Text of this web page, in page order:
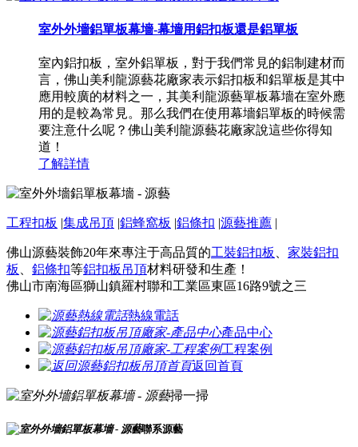
室外外墻鋁單板幕墻-幕墻用鋁扣板還是鋁單板
室內鋁扣板，室外鋁單板，對于我們常見的鋁制建材而
言，佛山美利龍源藝花廠家表示鋁扣板和鋁單板是其中
應用較廣的材料之一，其美利龍源藝單板幕墻在室外應
用的是較為常見。那么我們在使用幕墻鋁單板的時候需
要注意什么呢？佛山美利龍源藝花廠家說這些你得知
道！
了解詳情
工程扣板 |集成吊頂 |鋁蜂窩板 |鋁條扣 |源藝推薦 |
佛山源藝裝飾20年來專注于高品質的工裝鋁扣板
家裝鋁扣
板
鋁條扣等鋁扣板吊頂材料研發和生產！
佛山市南海區獅山鎮羅村聯和工業區東區16路9號之三
熱線電話
產品中心
工程案例
返回首頁
掃一掃
聯系源藝